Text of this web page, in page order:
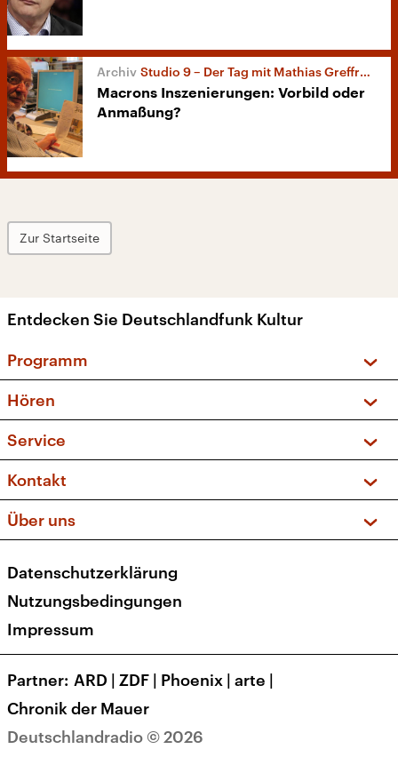
Studio 9 – Der Tag mit Mathias Greffrath
Macrons Inszenierungen: Vorbild oder
Anmaßung?
Zur Startseite
Entdecken Sie Deutschlandfunk Kultur
Programm
Sendungen und Podcasts
Musikliste
Kakadu – Das Kinderprogramm
Hören
Frequenzen (UKW + DAB+)
Service
FAQ
Apps
Newsletter
Kontakt
Social Media
Über uns
Presse
Karriere
Transparenz
Deutschlandradio © 2026
Datenschutzerklärung
Nutzungsbedingungen
Impressum
Partner ARD | ZDF | Phoenix | arte |
Chronik der Mauer